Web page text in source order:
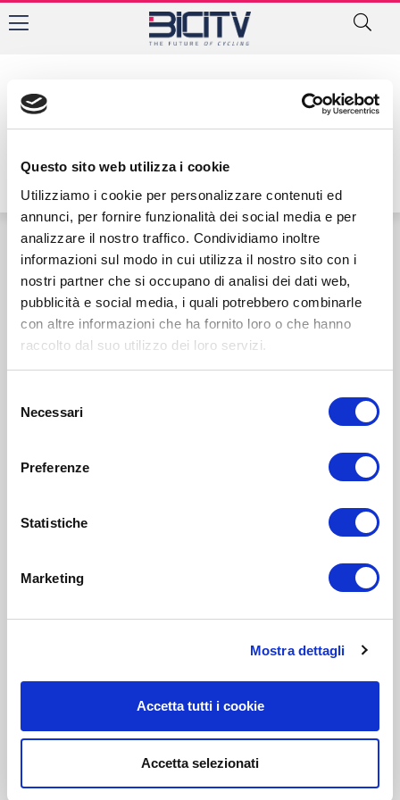
Questo sito web utilizza i cookie
Utilizziamo i cookie per personalizzare contenuti ed
annunci, per fornire funzionalità dei social media e per
analizzare il nostro traffico. Condividiamo inoltre
informazioni sul modo in cui utilizza il nostro sito con i
nostri partner che si occupano di analisi dei dati web,
pubblicità e social media, i quali potrebbero combinarle
con altre informazioni che ha fornito loro o che hanno
raccolto dal suo utilizzo dei loro servizi.
delNecessari
Preferenze
Statistiche
Marketing
Mostra dettagli
Accetta tutti i cookie
Accetta selezionati
Tag: trofeo tris stampi
Contatti Privacy Policy Cookie Policy